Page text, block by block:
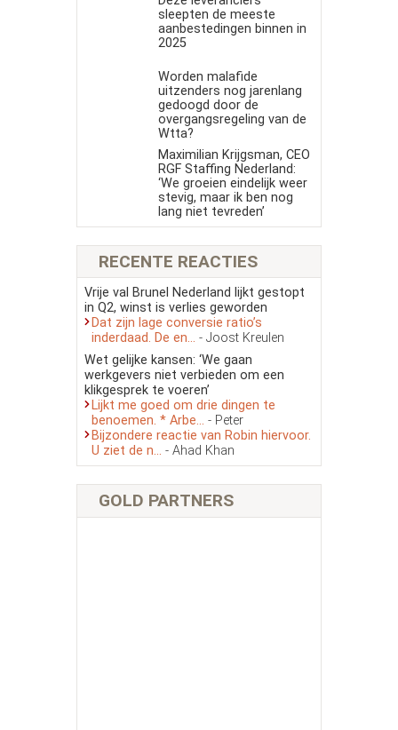
sleepten de meeste
aanbestedingen binnen in
2025
Worden malafide
uitzenders nog jarenlang
gedoogd door de
overgangsregeling van de
Wtta?
Maximilian Krijgsman, CEO
RGF Staffing Nederland:
‘We groeien eindelijk weer
stevig, maar ik ben nog
lang niet tevreden’
RECENTE REACTIES
Vrije val Brunel Nederland lijkt gestopt
in Q2, winst is verlies geworden
Dat zijn lage conversie ratio’s
inderdaad. De en... - Joost Kreulen
Wet gelijke kansen: ‘We gaan
werkgevers niet verbieden om een
klikgesprek te voeren’
Lijkt me goed om drie dingen te
benoemen. * Arbe... - Peter
Bijzondere reactie van Robin hiervoor.
U ziet de n... - Ahad Khan
GOLD PARTNERS